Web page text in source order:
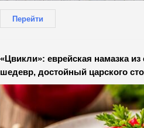
Перейти
«Цвикли»: еврейская намазка
шедевр, достойный царского